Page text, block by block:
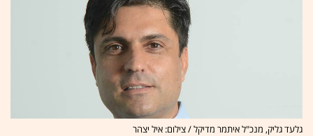
גלעד גליק, מנכ"ל איתמר מדיקל / צילום: איל יצהר